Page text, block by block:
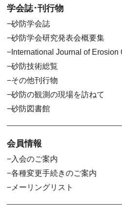
学会誌･刊行物
砂防学会誌
砂防学会研究発表会概要集
International Journal of
砂防技術総覧
その他刊行物
砂防の観測の現場を訪ねて
砂防図書館
会員情報
入会のご案内
各種変更手続きのご案内
メーリングリスト